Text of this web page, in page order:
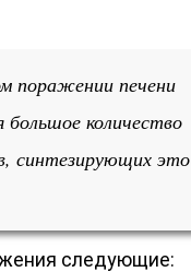
поражении печени
большое количество
синтезирующих это
следующие: